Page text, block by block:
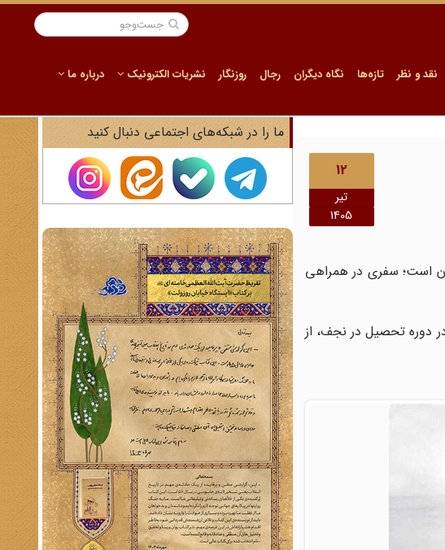
نقد و نظر تازه‌ها نگاه دیگران رجال روزنگار نشریات الکترونیک درباره ما
12
تیر
1405
دهه ۱۳۴۰ شمسی به مناطق شمالی ایران است؛ سفری در همراهی
بود که در دوره تحصیل در نجف، از
ما را در شبکه‌های اجتماعی دنبال کنید